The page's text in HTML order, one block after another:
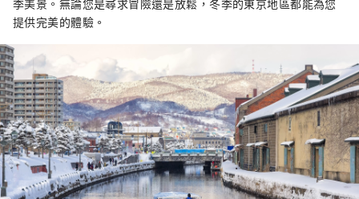
提供完美的體驗。